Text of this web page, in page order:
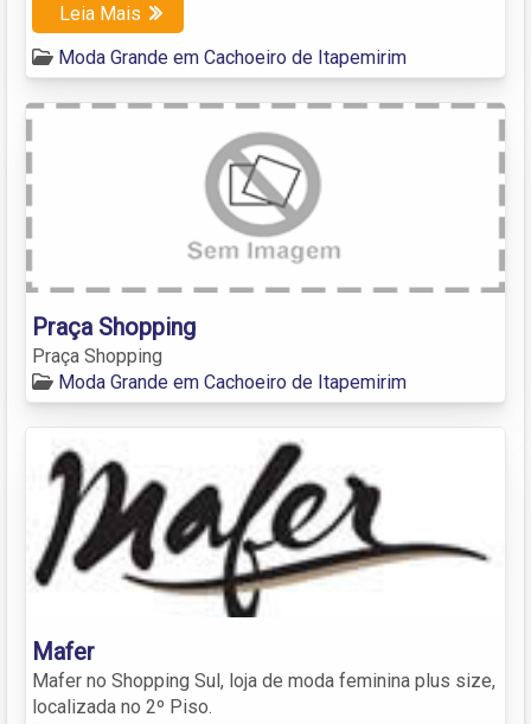
Leia Mais
Moda Grande em Cachoeiro de Itapemirim
Praça Shopping
Praça Shopping
Moda Grande em Cachoeiro de Itapemirim
Mafer
Mafer no Shopping Sul, loja de moda feminina plus size,
localizada no 2º Piso.